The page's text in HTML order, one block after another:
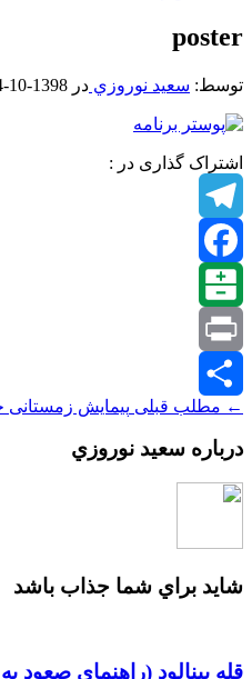
poster
توسط: سعيد نوروزي در 1398-10-04
اشتراک گذاری در :
Telegram
Facebook
Balatarin
Print
اشتراک
گذاری
← مطلب قبلی پیمایش زمستانی
درباره سعيد نوروزي
شايد براي شما جذاب باشد
قله بینالود (راهنمای صعود